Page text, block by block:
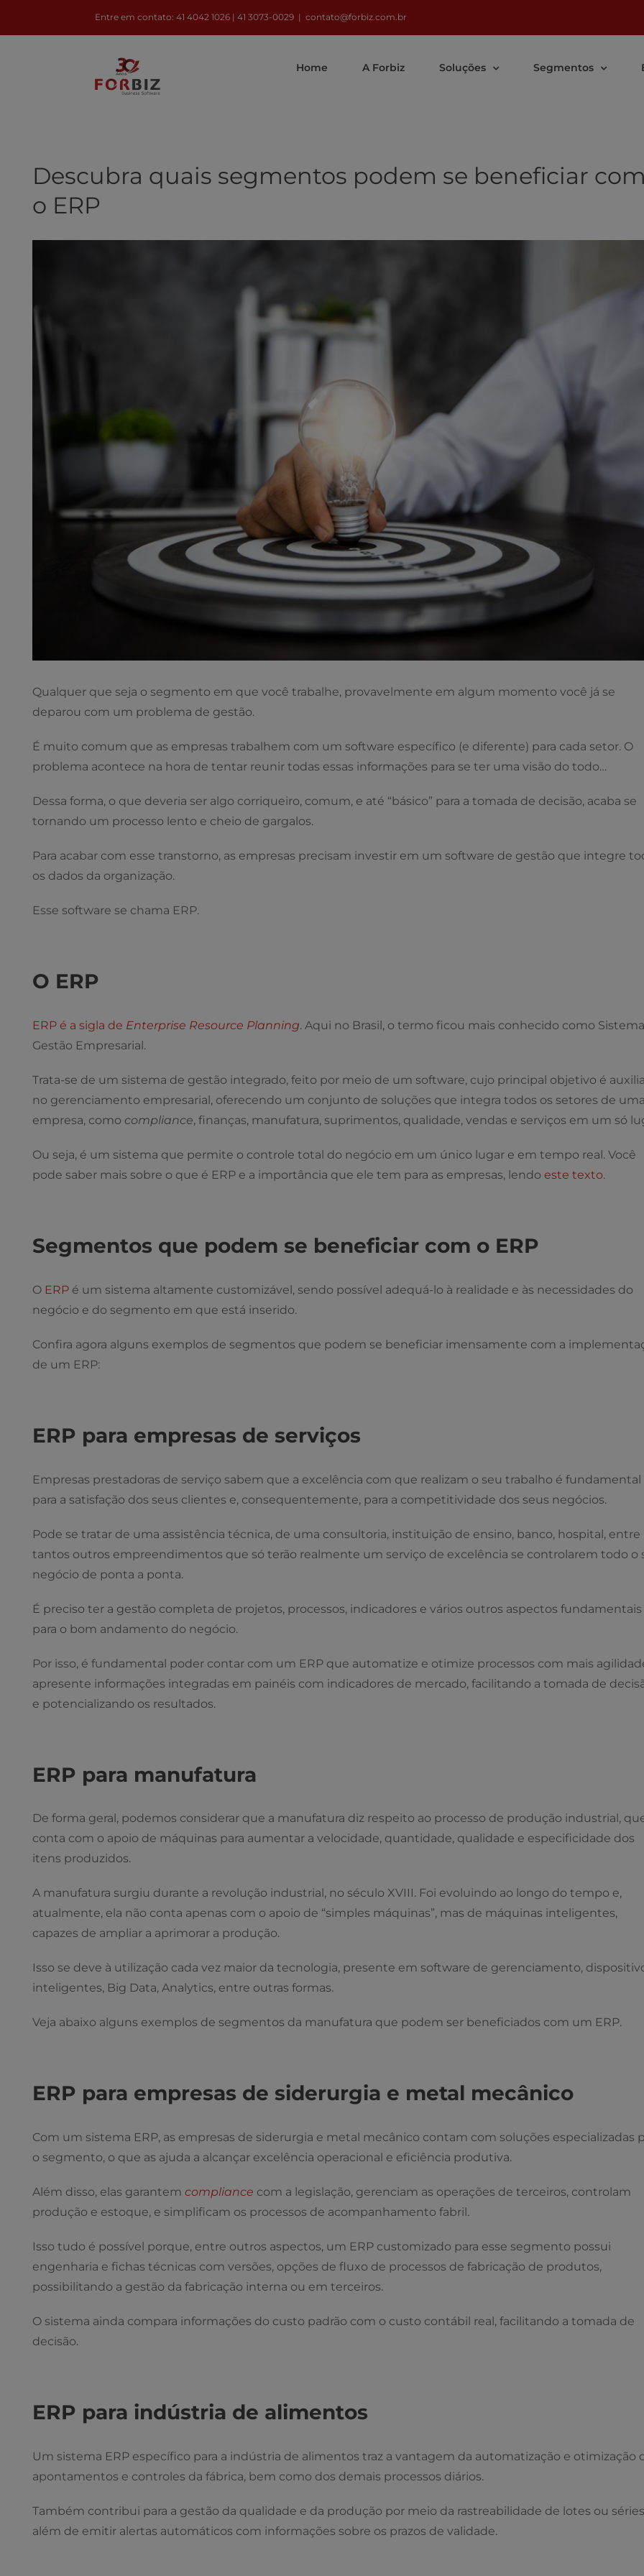
Entre em contato: 41 4042 1026 | 41 3073-0029 | contato@forbiz.com.br
Home A Forbiz Soluções Segmentos
Descubra quais segmentos podem se beneficiar com
o ERP
Qualquer que seja o segmento em que você trabalhe, provavelmente em algum momento você já se
deparou com um problema de gestão.
É muito comum que as empresas trabalhem com um software específico (e diferente) para cada setor. O
problema acontece na hora de tentar reunir todas essas informações para se ter uma visão do todo…
Dessa forma, o que deveria ser algo corriqueiro, comum, e até “básico” para a tomada de decisão, acaba se
tornando um processo lento e cheio de gargalos.
Para acabar com esse transtorno, as empresas precisam investir em um software de gestão que integre
os dados da organização.
Esse software se chama ERP.
O ERP
ERP é a sigla de Enterprise Resource Planning. Aqui no Brasil, o termo ficou mais conhecido como
Gestão Empresarial.
Trata-se de um sistema de gestão integrado, feito por meio de um software, cujo principal objetivo é
no gerenciamento empresarial, oferecendo um conjunto de soluções que integra todos os setores de uma
empresa, como compliance, finanças, manufatura, suprimentos, qualidade, vendas e serviços em um só
Ou seja, é um sistema que permite o controle total do negócio em um único lugar e em tempo real. Você
pode saber mais sobre o que é ERP e a importância que ele tem para as empresas, lendo este texto.
Segmentos que podem se beneficiar com o ERP
O ERP é um sistema altamente customizável, sendo possível adequá-lo à realidade e às necessidades do
negócio e do segmento em que está inserido.
Confira agora alguns exemplos de segmentos que podem se beneficiar imensamente com a
de um ERP:
ERP para empresas de serviços
Empresas prestadoras de serviço sabem que a excelência com que realizam o seu trabalho é fundamental
para a satisfação dos seus clientes e, consequentemente, para a competitividade dos seus negócios.
Pode se tratar de uma assistência técnica, de uma consultoria, instituição de ensino, banco, hospital, entre
tantos outros empreendimentos que só terão realmente um serviço de excelência se controlarem todo o
negócio de ponta a ponta.
É preciso ter a gestão completa de projetos, processos, indicadores e vários outros aspectos fundamentais
para o bom andamento do negócio.
Por isso, é fundamental poder contar com um ERP que automatize e otimize processos com mais
apresente informações integradas em painéis com indicadores de mercado, facilitando a tomada de
e potencializando os resultados.
ERP para manufatura
De forma geral, podemos considerar que a manufatura diz respeito ao processo de produção industrial,
conta com o apoio de máquinas para aumentar a velocidade, quantidade, qualidade e especificidade dos
itens produzidos.
A manufatura surgiu durante a revolução industrial, no século XVIII. Foi evoluindo ao longo do tempo e,
atualmente, ela não conta apenas com o apoio de “simples máquinas”, mas de máquinas inteligentes,
capazes de ampliar a aprimorar a produção.
Isso se deve à utilização cada vez maior da tecnologia, presente em software de gerenciamento,
inteligentes, Big Data, Analytics, entre outras formas.
Veja abaixo alguns exemplos de segmentos da manufatura que podem ser beneficiados com um ERP.
ERP para empresas de siderurgia e metal mecânico
Com um sistema ERP, as empresas de siderurgia e metal mecânico contam com soluções especializadas
o segmento, o que as ajuda a alcançar excelência operacional e eficiência produtiva.
Além disso, elas garantem compliance com a legislação, gerenciam as operações de terceiros, controlam
produção e estoque, e simplificam os processos de acompanhamento fabril.
Isso tudo é possível porque, entre outros aspectos, um ERP customizado para esse segmento possui
engenharia e fichas técnicas com versões, opções de fluxo de processos de fabricação de produtos,
possibilitando a gestão da fabricação interna ou em terceiros.
O sistema ainda compara informações do custo padrão com o custo contábil real, facilitando a tomada de
decisão.
ERP para indústria de alimentos
Um sistema ERP específico para a indústria de alimentos traz a vantagem da automatização e otimização
apontamentos e controles da fábrica, bem como dos demais processos diários.
Também contribui para a gestão da qualidade e da produção por meio da rastreabilidade de lotes ou
além de emitir alertas automáticos com informações sobre os prazos de validade.